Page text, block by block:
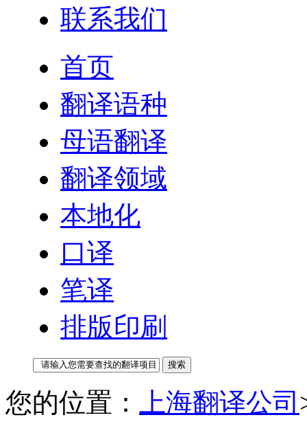
联系我们
首页
翻译语种
母语翻译
翻译领域
本地化
口译
笔译
排版印刷
您的位置： 上海翻译公司